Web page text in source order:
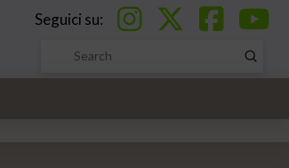
Seguici su:
Search
Submit